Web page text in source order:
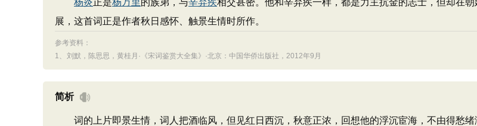
杨炎正是杨万里的族弟，与辛弃疾相交甚密。他和辛弃疾一样，都是力主抗金的志士，但却在
展，这首词正是作者秋日感怀、触景生情时所作。
参考资料：
1、 刘默，陈思思，黄桂月·《宋词鉴赏大全集》·北京：中国华侨出版社，2012年9月
简析
词的上片即景生情，词人把酒临风，但见红日西沉，秋意正浓，回想他的浮沉宦海，不由得愁绪